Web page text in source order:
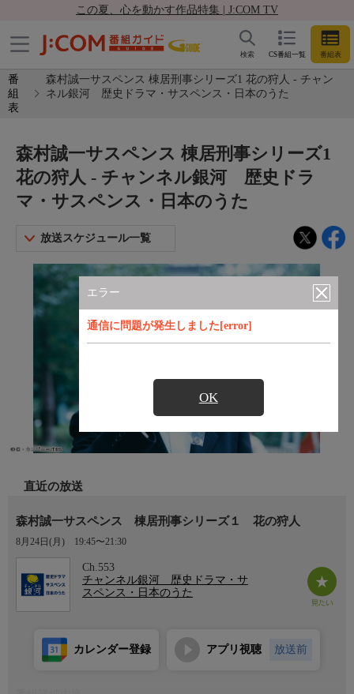
この夏、心を動かす作品特集 | J:COM TV
CS番組一覧 番組表
検索
番
組
表
森村誠一サスペンス 棟居刑事シリーズ1 花の狩人 - チャン
ネル銀河 歴史ドラマ・サスペンス・日本のうた
エラー
通信に問題が発生しました[error]
OK
森村誠一サスペンス 棟居刑事シリーズ1
花の狩人 - チャンネル銀河 歴史ドラ
マ・サスペンス・日本のうた
放送スケジュール一覧
直近の放送
森村誠一サスペンス 棟居刑事シリーズ１ 花の狩人
8月24日(月) 19:45〜21:30
Ch.553
チャンネル銀河 歴史ドラマ・サ
スペンス・日本のうた
カレンダー登録 アプリ視聴 放送前